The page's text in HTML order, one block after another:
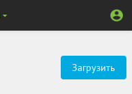
Загрузить